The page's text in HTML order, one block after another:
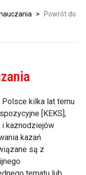
>
Powrót do
kilka lat temu
[KEKS],
kaznodziejów
kazań
są z